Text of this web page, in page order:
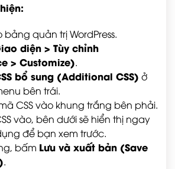
quản trị WordPress.
diện > Tùy chỉnh
> Customize).
bổ sung (Additional CSS) ở
bên trái.
CSS vào khung trắng bên phải.
vào, bên dưới sẽ hiển thị ngay
để bạn xem trước.
bấm Lưu và xuất bản (Save
.